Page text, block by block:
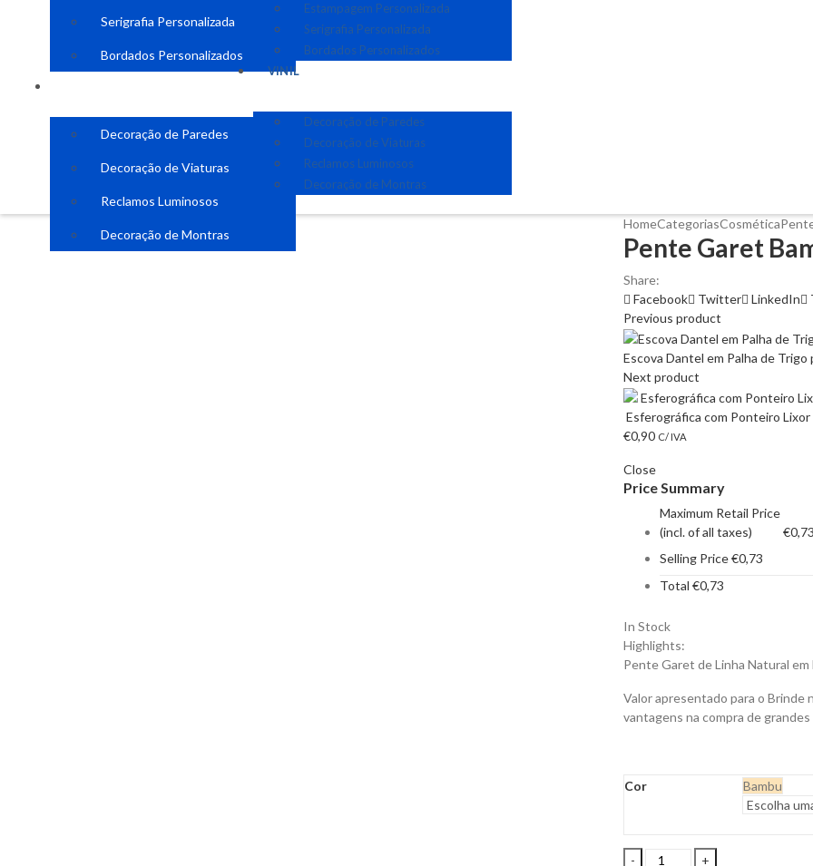
Serigrafia Personalizada
Bordados Personalizados
Decoração de Paredes
Decoração de Viaturas
Reclamos Luminosos
Decoração de Montras
Estampagem Personalizada
Serigrafia Personalizada
Bordados Personalizados
VINIL
Decoração de Paredes
Decoração de Viaturas
Reclamos Luminosos
Decoração de Montras
HomeCategoriasCosmética
Pente Garet
Share:
Facebook
Twitter LinkedIn
Previous product
Escova Dantel em Palha de Trigo
Next product
Esferográfica com Ponteiro Lixor
€0,90 C/ IVA
Close
Price Summary
Maximum Retail Price
(incl. of all taxes)
€0,73
Selling Price€0,73
Total €0,73
In Stock
Highlights:
Pente Garet de Linha Natural em
Valor apresentado para o Brinde
vantagens na compra de
Cor Bambu
Pente